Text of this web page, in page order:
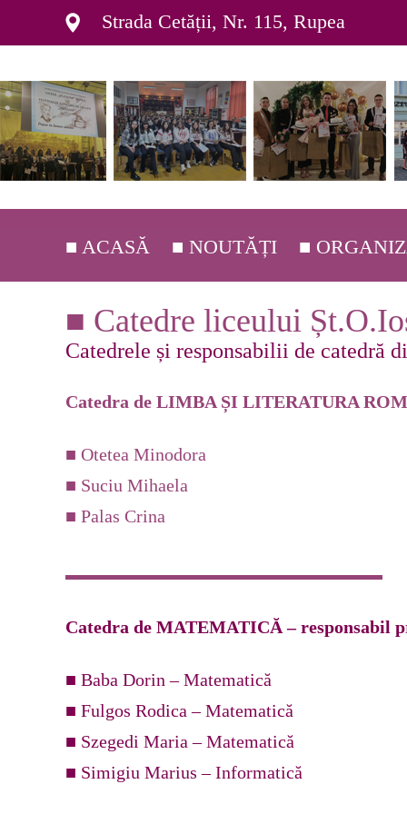
Strada Cetății, Nr. 115, Rupea
■ ACASĂ ■ NOUTĂȚI ■
■
■ Catedre liceului
Catedrele și responsabilii de catedră
Catedra de LIMBA ȘI LITERATURA
■ Otetea Minodora
■ Suciu Mihaela
■ Palas Crina
Catedra de MATEMATICĂ – responsabil
■ Baba Dorin – Matematică
■ Fulgos Rodica – Matematică
■ Szegedi Maria – Matematică
■ Simigiu Marius – Informatică